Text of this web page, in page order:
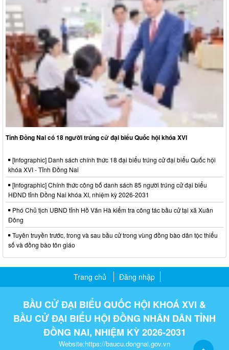
Tỉnh Đồng Nai có 18 người trúng cử đại biểu Quốc hội khóa XVI
[Infographic] Danh sách chính thức 18 đại biểu trúng cử đại biểu Quốc hội
khóa XVI - Tỉnh Đồng Nai
[Infographic] Chính thức công bố danh sách 85 người trúng cử đại biểu
HĐND tỉnh Đồng Nai khóa XI, nhiệm kỳ 2026-2031
Phó Chủ tịch UBND tỉnh Hồ Văn Hà kiểm tra công tác bầu cử tại xã Xuân
Đông
Tuyên truyền trước, trong và sau bầu cử trong vùng đồng bào dân tộc thiểu
số và đồng bào tôn giáo
Trang chủ Đăng nhập
BẦU CỬ ĐẠI BIỂU QUỐC HỘI KHOÁ XVI &
BẦU CỬ ĐẠI BIỂU HỘI ĐỒNG NHÂN DÂN TỈNH
ĐỒNG NAI, NHIỆM KỲ 2026-2031
Website:https://baucu.dongnai.gov.vn